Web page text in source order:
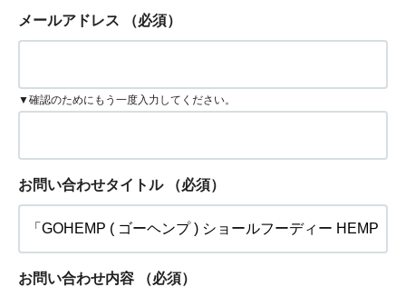
メールアドレス （必須）
▼確認のためにもう一度入力してください。
お問い合わせタイトル （必須）
お問い合わせ内容 （必須）